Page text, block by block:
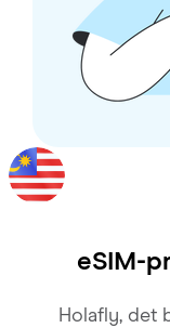
eSIM-
Holafly, det